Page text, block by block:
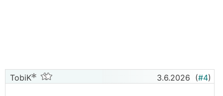
TobiK 3.6.2026 (#4)